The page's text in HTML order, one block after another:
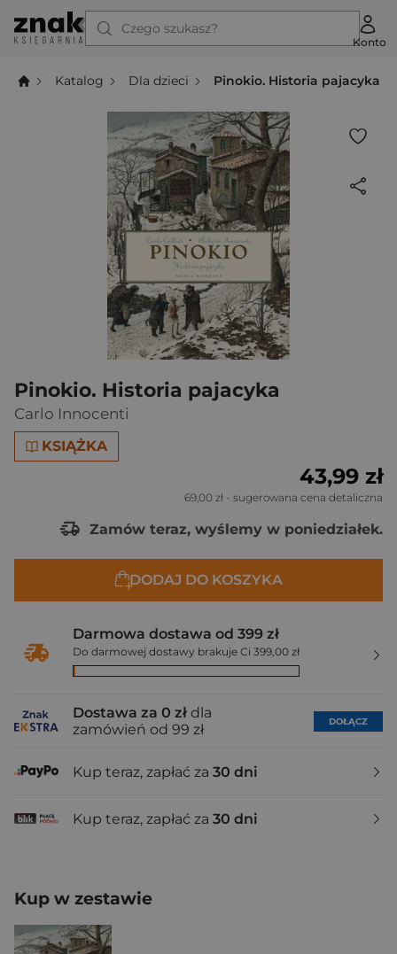
Czego szukasz?
Konto
Katalog Dla dzieci Pinokio. Historia pajacyka
Pinokio. Historia pajacyka
Carlo Innocenti
KSIĄŻKA
43,99 zł
69,00 zł - sugerowana cena detaliczna
Zamów teraz, wyślemy w poniedziałek.
DODAJ DO KOSZYKA
Darmowa dostawa od 399 zł
Do darmowej dostawy brakuje Ci 399,00 zł
Dostawa za 0 zł dla
zamówień od 99 zł
DOŁĄCZ
Kup teraz, zapłać za 30 dni
Kup teraz, zapłać za 30 dni
Kup w zestawie